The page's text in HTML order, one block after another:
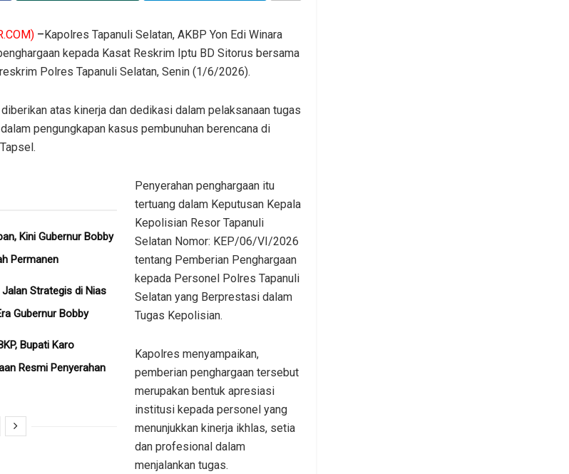
–Kapolres Tapanuli Selatan, AKBP Yon Edi Winara
kepada Kasat Reskrim Iptu BD Sitorus bersama
Polres Tapanuli Selatan, Senin (1/6/2026).
atas kinerja dan dedikasi dalam pelaksanaan tugas
pengungkapan kasus pembunuhan berencana di
Kini Gubernur Bobby
Permanen
Strategis di Nias
Gubernur Bobby
Bupati Karo
Resmi Penyerahan
Penyerahan penghargaan itu
tertuang dalam Keputusan Kepala
Kepolisian Resor Tapanuli
Selatan Nomor: KEP/06/VI/2026
tentang Pemberian Penghargaan
kepada Personel Polres Tapanuli
Selatan yang Berprestasi dalam
Tugas Kepolisian.
Kapolres menyampaikan,
pemberian penghargaan tersebut
merupakan bentuk apresiasi
institusi kepada personel yang
menunjukkan kinerja ikhlas, setia
dan profesional dalam
menjalankan tugas.